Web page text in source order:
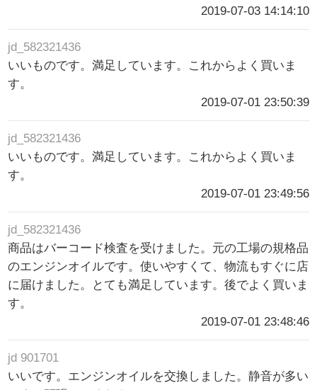
2019-07-03 14:14:10
jd_582321436
いいものです。満足しています。これからよく買いま
す。
2019-07-01 23:50:39
jd_582321436
いいものです。満足しています。これからよく買いま
す。
2019-07-01 23:49:56
jd_582321436
商品はバーコード検査を受けました。元の工場の規格品
のエンジンオイルです。使いやすくて、物流もすぐに店
に届けました。とても満足しています。後でよく買いま
す。
2019-07-01 23:48:46
jd 901701
いいです。エンジンオイルを交換しました。静音が多い